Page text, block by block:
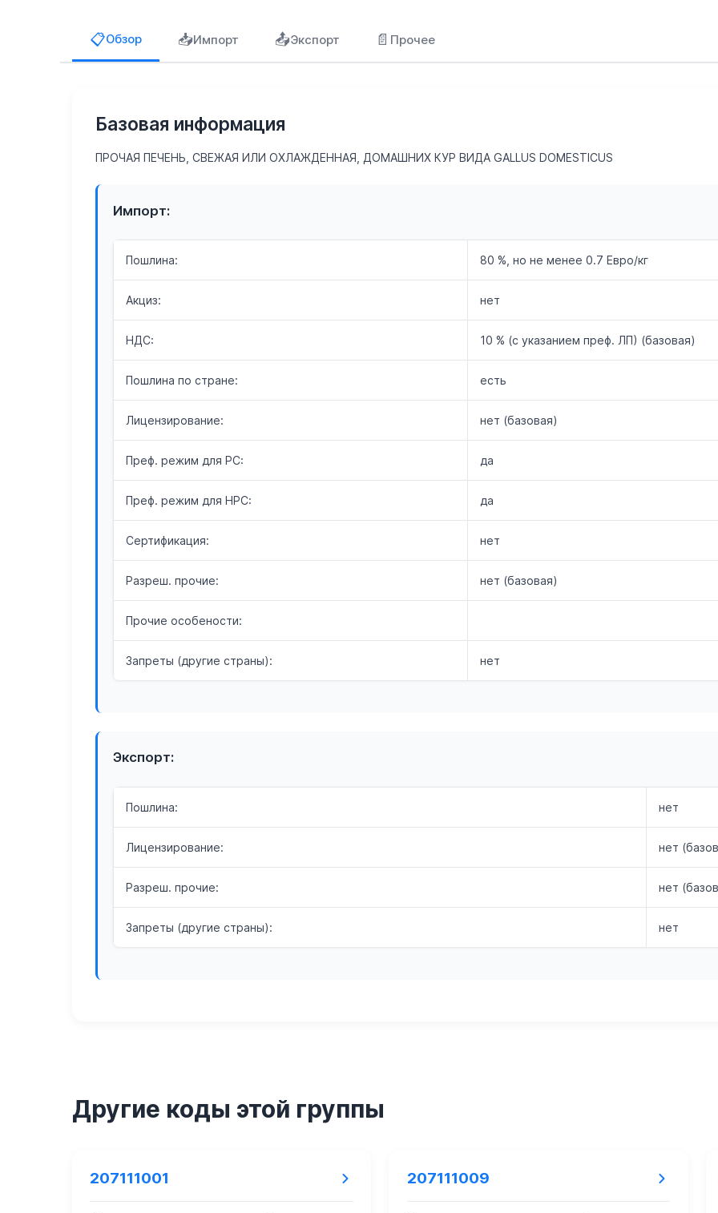
📋Обзор 📥Импорт 📤Экспорт 📄 Прочее
Базовая информация
ПРОЧАЯ ПЕЧЕНЬ, СВЕЖАЯ ИЛИ ОХЛАЖДЕННАЯ, ДОМАШНИХ КУР ВИДА GALLUS DOMESTICUS
Импорт:
Пошлина: 80 %, но не менее 0.7 Евро/кг
Акциз: нет
НДС: 10 % (с указанием преф. ЛП) (базовая)
Пошлина по стране: есть
Лицензирование: нет (базовая)
Преф. режим для РС: да
Преф. режим для НРС: да
Сертификация: нет
Разреш. прочие: нет (базовая)
Прочие особености:
Запреты (другие страны): нет
Экспорт:
Пошлина: нет
Лицензирование: нет
Разреш. прочие: нет
Запреты (другие страны): нет
Другие коды этой группы
207111001 207111009